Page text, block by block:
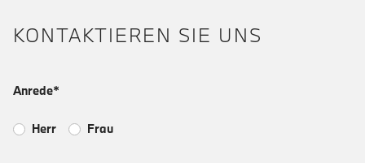
KONTAKTIEREN SIE UNS
Anrede*
Herr Frau